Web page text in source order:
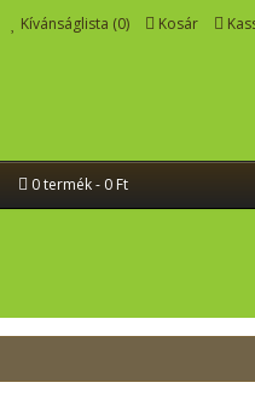
Kívánságlista (0) Kosár
0 termék - 0 Ft